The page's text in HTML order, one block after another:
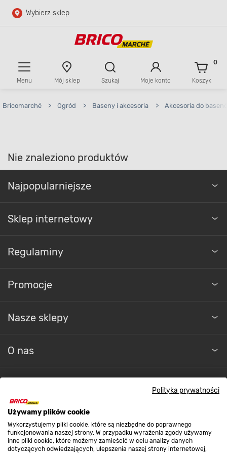
Polityka prywatności
Używamy plików cookie
Wykorzystujemy pliki cookie, które są niezbędne do poprawnego
funkcjonowania naszej strony. W przypadku wyrażenia zgody używamy
inne pliki cookie, które możemy zamieścić w celu analizy danych
dotyczących odwiedzających, ulepszenia naszej strony internetowej,
Przejdź do głównej zawartości
Wybierz sklep
Menu Mój sklep Szukaj Moje konto Koszyk
0
Bricomarché > Ogród > Baseny i akcesoria > Akcesoria do
Nie znaleziono produktów
Najpopularniejsze
Sklep internetowy
Regulaminy
Promocje
Nasze sklepy
O nas
Strefa biznesu